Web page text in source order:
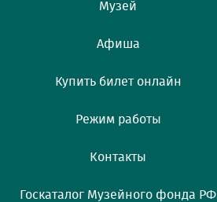
Музей
Афиша
Купить билет онлайн
Режим работы
Контакты
Госкаталог Музейного фонда РФ